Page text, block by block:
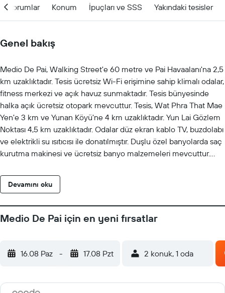
Yorumlar Konum İpuçları ve SSS Yakındaki tesisler
Genel bakış
Medio De Pai, Walking Street'e 60 metre ve Pai Havaalanı'na 2,5
km uzaklıktadır. Tesis ücretsiz Wi-Fi erişimine sahip klimalı odalar,
fitness merkezi ve açık havuz sunmaktadır. Tesis bünyesinde
halka açık ücretsiz otopark mevcuttur. Tesis, Wat Phra That Mae
Yen'e 3 km ve Yunan Köyü'ne 4 km uzaklıktadır. Yun Lai Gözlem
Noktası 4,5 km uzaklıktadır. Odalar düz ekran kablo TV, buzdolabı
ve elektrikli su ısıtıcısı ile donatılmıştır. Duşlu özel banyolarda saç
kurutma makinesi ve ücretsiz banyo malzemeleri mevcuttur.
karşısında yerel restoranlar yer almaktadır.
Devamını oku
Medio De Pai için en yeni fırsatlar
16.08 Paz - 17.08 Pzt 2 konuk, 1 oda